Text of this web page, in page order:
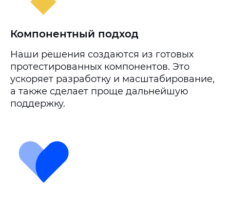
Компонентный подход
Наши решения создаются из готовых
протестированных компонентов. Это
ускоряет разработку и масштабирование,
а также сделает проще дальнейшую
поддержку.